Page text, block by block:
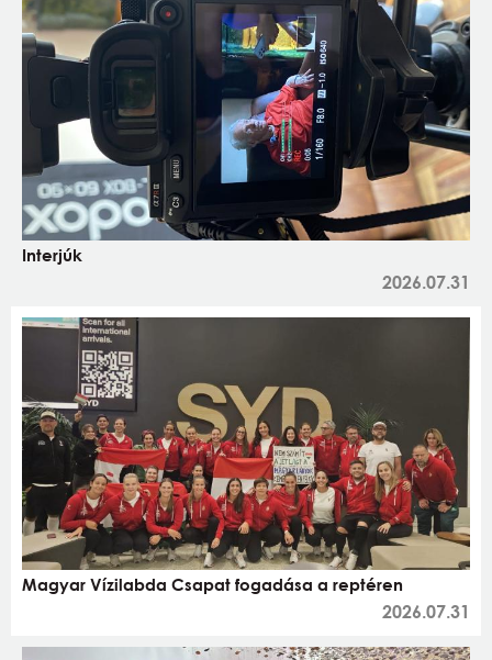
Interjúk
2026.07.31
Magyar Vízilabda Csapat fogadása a reptéren
2026.07.31